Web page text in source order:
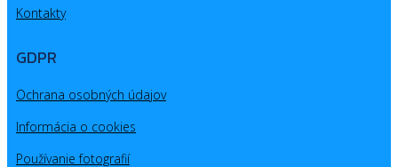
Kontakty
GDPR
Ochrana osobných údajov
Informácia o cookies
Používanie fotografií